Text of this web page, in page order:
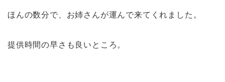
ほんの数分で、お姉さんが運んで来てくれました。
提供時間の早さも良いところ。